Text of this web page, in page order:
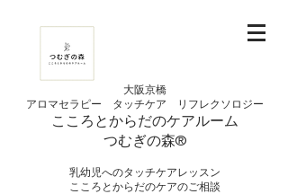
大阪京橋
アロマセラピー タッチケア
リフレクソロジー
こころとからだのケアルーム
つむぎの​森®︎
​乳幼児へのタッチケアレッスン
こころとからだのケアのご相談